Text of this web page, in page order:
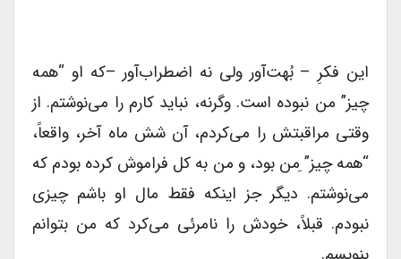
این فکرِ – بُهت‌آور ولی نه اضطراب‌آور –که او “همه
چیز” من نبوده است. وگرنه، نباید کارم را می‌نوشتم. از
وقتی مراقبتش را می‌کردم، آن شش ماه آخر، واقعاً،
“همه چیز” ِمن بود، و من به کل فراموش کرده بودم که
می‌نوشتم. دیگر جز اینکه فقط مال او باشم چیزی
نبودم. قبلاً، خودش را نامرئی می‌کرد که من بتوانم